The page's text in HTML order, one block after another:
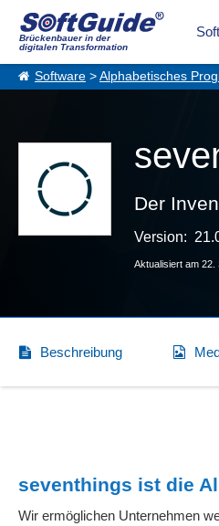
Brückenbauer in der
digitalen Transformation
Software > Alphabetisches
Der
Version:
Aktualisiert am 22.
Beschreibung
seventhings ist die
Wir ermöglichen Unternehmen